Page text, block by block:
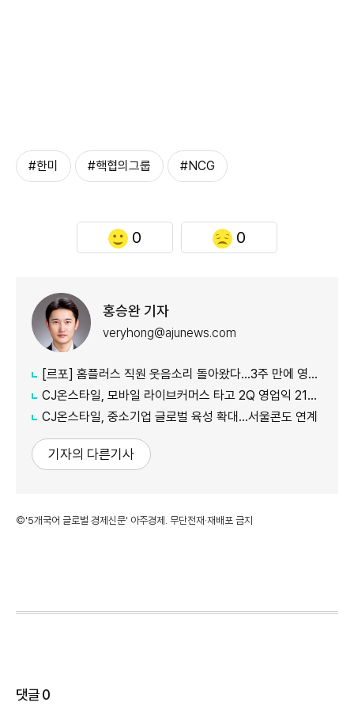
#한미 #핵협의그룹 #NCG
0 0
홍승완 기자
veryhong@ajunews.com
[르포] 홈플러스 직원 웃음소리 돌아왔다…3주 만에 영업 재개 채비
CJ온스타일, 모바일 라이브커머스 타고 2Q 영업익 21%↑
CJ온스타일, 중소기업 글로벌 육성 확대…서울콘도 연계
기자의 다른기사
©'5개국어 글로벌 경제신문' 아주경제. 무단전재·재배포 금지
댓글0